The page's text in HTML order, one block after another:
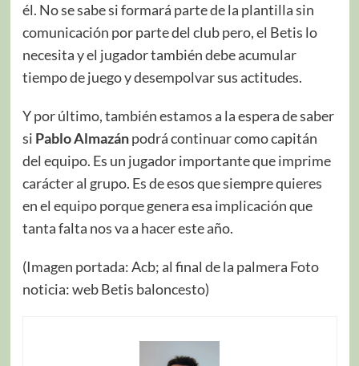
él. No se sabe si formará parte de la plantilla sin
comunicación por parte del club pero, el Betis lo
necesita y el jugador también debe acumular
tiempo de juego y desempolvar sus actitudes.
Y por último, también estamos a la espera de saber
si Pablo Almazánpodrá continuar como capitán
del equipo. Es un jugador importante que imprime
carácter al grupo. Es de esos que siempre quieres
en el equipo porque genera esa implicación que
tanta falta nos va a hacer este año.
(Imagen portada: Acb; al final de la palmera Foto
noticia: web Betis baloncesto)